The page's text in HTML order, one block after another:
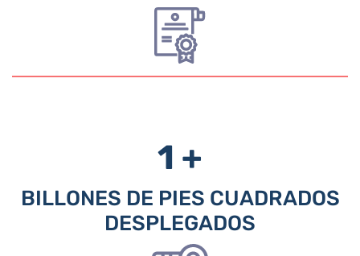
1 +
BILLONES DE PIES CUADRADOS
DESPLEGADOS